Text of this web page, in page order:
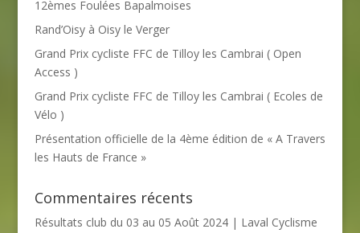
12èmes Foulées Bapalmoises
Rand’Oisy à Oisy le Verger
Grand Prix cycliste FFC de Tilloy les Cambrai ( Open
Access )
Grand Prix cycliste FFC de Tilloy les Cambrai ( Ecoles de
Vélo )
Présentation officielle de la 4ème édition de « A Travers
les Hauts de France »
Commentaires récents
Résultats club du 03 au 05 Août 2024 | Laval Cyclisme